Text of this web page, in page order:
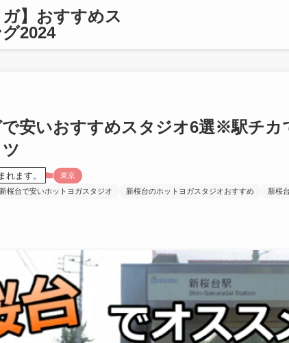
】おすすめス
2024
安いおすすめスタジオ6選※駅チカ
ます。
東京
新桜台で安いホットヨガスタジオ 新桜台のホットヨガスタジオおすすめ
新桜